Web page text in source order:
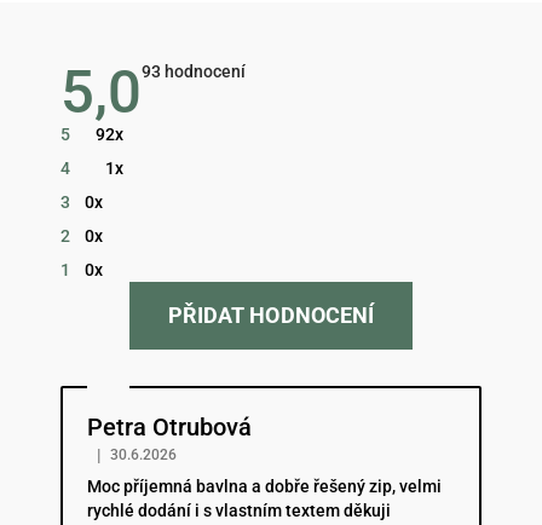
5,0Průměrné
93 hodnocení
5
92x
4
1x
3
0x
2
0x
1
0x
PŘIDAT HODNOCENÍ
Petra Otrubová
Hodnocení obchodu je 5 z 5 hvězdiček.
| 30.6.2026
Moc příjemná bavlna a dobře řešený zip, velmi
rychlé dodání i s vlastním textem děkuji